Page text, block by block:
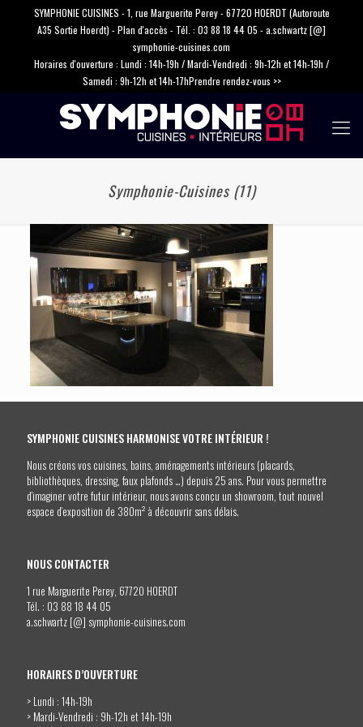
SYMPHONIE CUISINES - 1, rue Marguerite Perey - 67720 HOERDT (Autoroute
A35 Sortie Hoerdt) -Plan d'accès - Tél. : 03 88 18 44 05 -a.schwartz [@]
symphonie-cuisines.com
Horaires d'ouverture : Lundi : 14h-19h / Mardi-Vendredi : 9h-12h et 14h-19h /
Samedi : 9h-12h et 14h-17hPrendre rendez-vous >>
Symphonie-Cuisines (11)
SYMPHONIE CUISINES HARMONISE VOTRE INTÉRIEUR !
Nous créons vos cuisines, bains, aménagements intérieurs (placards,
bibliothèques, dressing, faux plafonds …) depuis 25 ans. Pour vous permettre
d’imaginer votre futur intérieur, nous avons conçu un showroom, tout nouvel
espace d’exposition de 380m² à découvrir sans délais.
NOUS CONTACTER
1 rue Marguerite Perey, 67720 HOERDT
Tél. : 03 88 18 44 05
a.schwartz [@] symphonie-cuisines.com
HORAIRES D’OUVERTURE
> Lundi : 14h-19h
> Mardi-Vendredi : 9h-12h et 14h-19h